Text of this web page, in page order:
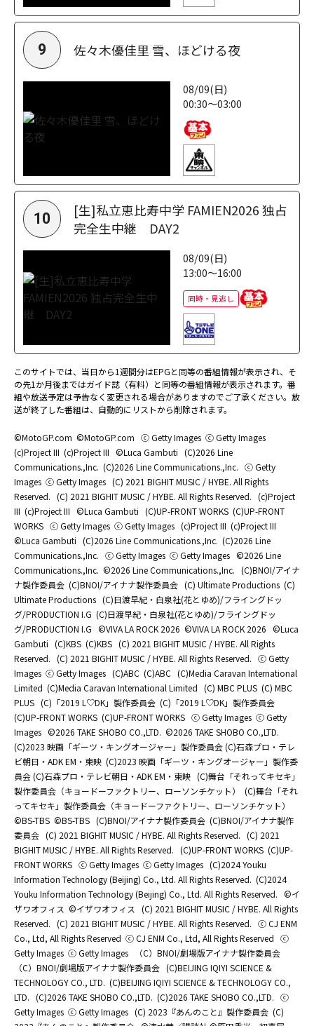
9 佐々木優佳里 雪、ほどける夜
08/09(日)
00:30～03:00
10
[生]私立恵比寿中学 FAMIEN2026 独占
完全生中継 DAY2
08/09(日)
13:00～16:00
同時・見逃し
このサイトでは、当日から1週間分はEPGと同等の番組情報が表示され、そ
の先1か月後まではガイド誌（有料）と同等の番組情報が表示されます。番
組や放送予定は予告なく変更される場合がありますのでご了承ください。放
送が終了した番組は、自動的にリストから削除されます。
©MotoGP.com ©MotoGP.com ⓒ Getty Images ⓒ Getty Images
(c)Project III (c)Project III ©Luca Gambuti (C)2026 Line
Communications.,Inc. (C)2026 Line Communications.,Inc. ⓒ Getty
Images ⓒ Getty Images (C) 2021 BIGHIT MUSIC / HYBE. All Rights
Reserved. (C) 2021 BIGHIT MUSIC / HYBE. All Rights Reserved. (c)Project
III (c)Project III ©Luca Gambuti (C)UP-FRONT WORKS (C)UP-FRONT
WORKS ⓒ Getty Images ⓒ Getty Images (c)Project III (c)Project III
©Luca Gambuti (C)2026 Line Communications.,Inc. (C)2026 Line
Communications.,Inc. ⓒ Getty Images ⓒ Getty Images ©2026 Line
Communications.,Inc. ©2026 Line Communications.,Inc. (C)BNOI/アイナ
ナ製作委員会 (C)BNOI/アイナナ製作委員会 (C) Ultimate Productions (C)
Ultimate Productions (C)日渡早紀・白泉社(花とゆめ)/フライングドッ
グ/PRODUCTION I.G (C)日渡早紀・白泉社(花とゆめ)/フライングドッ
グ/PRODUCTION I.G ©️VIVA LA ROCK 2026 ©️VIVA LA ROCK 2026 ©Luca
Gambuti (C)KBS (C)KBS (C) 2021 BIGHIT MUSIC / HYBE. All Rights
Reserved. (C) 2021 BIGHIT MUSIC / HYBE. All Rights Reserved. ⓒ Getty
Images ⓒ Getty Images (C)ABC (C)ABC (C)Media Caravan International
Limited (C)Media Caravan International Limited (C) MBC PLUS (C) MBC
PLUS (C)「2019 L♡DK」製作委員会 (C)「2019 L♡DK」製作委員会
(C)UP-FRONT WORKS (C)UP-FRONT WORKS ⓒ Getty Images ⓒ Getty
Images ©2026 TAKE SHOBO CO.,LTD. ©2026 TAKE SHOBO CO.,LTD.
(C)2023 映画「ギーツ・キングオージャー」製作委員会 (C)石森プロ・テレ
ビ朝日・ADK EM・東映 (C)2023 映画「ギーツ・キングオージャー」製作委
員会 (C)石森プロ・テレビ朝日・ADK EM・東映 (C)舞台「それってキセキ」
製作委員会（キョードーファクトリー、ローソンチケット）
(C)舞台「それ
ってキセキ」製作委員会（キョードーファクトリー、ローソンチケット）
©BS-TBS ©BS-TBS (C)BNOI/アイナナ製作委員会 (C)BNOI/アイナナ製作
委員会 (C) 2021 BIGHIT MUSIC / HYBE. All Rights Reserved. (C) 2021
BIGHIT MUSIC / HYBE. All Rights Reserved. (C)UP-FRONT WORKS (C)UP-
FRONT WORKS ⓒ Getty Images ⓒ Getty Images (C)2024 Youku
Information Technology (Beijing) Co., Ltd. All Rights Reserved. (C)2024
Youku Information Technology (Beijing) Co., Ltd. All Rights Reserved. ©イ
ザワオフィス ©イザワオフィス
(C) 2021 BIGHIT MUSIC / HYBE. All Rights
Reserved. (C) 2021 BIGHIT MUSIC / HYBE. All Rights Reserved. ⓒ CJ ENM
Co., Ltd, All Rights Reserved ⓒ CJ ENM Co., Ltd, All Rights Reserved ⓒ
Getty Images ⓒ Getty Images
（C）BNOI/劇場版アイナナ製作委員会
（C）BNOI/劇場版アイナナ製作委員会 (C)BEIJING IQIYI SCIENCE &
TECHNOLOGY CO., LTD. (C)BEIJING IQIYI SCIENCE & TECHNOLOGY CO.,
LTD. (C)2026 TAKE SHOBO CO.,LTD. (C)2026 TAKE SHOBO CO.,LTD. ⓒ
Getty Images ⓒ Getty Images (C) 2023『あんのこと』製作委員会 (C)